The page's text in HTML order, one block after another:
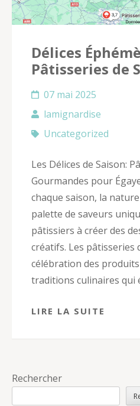
Délices
Pâtisseries de
07 mai 2025
lamignardise
Uncategorized
Les Délices de Saison:
Gourmandes pour
chaque saison, la
palette de saveurs
pâtissiers à créer des
créatifs. Les pâtisseries
célébration des
traditions culinaires qui
LIRE LA SUITE
Rechercher